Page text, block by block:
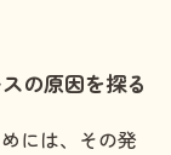
の原因を探る
には、その発